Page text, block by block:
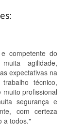
competente do
agilidade,
expectativas na
técnico,
profissional
segurança e
com certeza
a todos."